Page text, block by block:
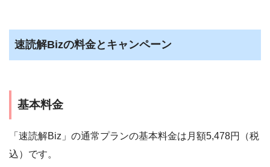
速読解Bizの料金とキャンペーン
基本料金
「速読解Biz」の通常プランの基本料金は月額5,478円（税
込）です。